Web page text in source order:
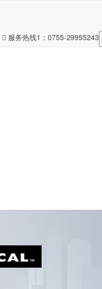
服务热线1： 0755-29955243